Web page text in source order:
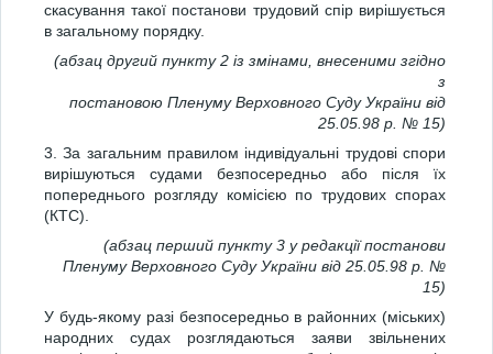
скасування такої постанови трудовий спір вирішується
в загальному порядку.
(абзац другий пункту 2 із змінами, внесеними згідно
з
постановою Пленуму Верховного Суду України від
25.05.98 р. № 15)
3. За загальним правилом індивідуальні трудові спори
вирішуються судами безпосередньо або після їх
попереднього розгляду комісією по трудових спорах
(КТС).
(абзац перший пункту 3 у редакції постанови
Пленуму Верховного Суду України від 25.05.98 р. №
15)
У будь-якому разі безпосередньо в районних (міських)
народних судах розглядаються заяви звільнених